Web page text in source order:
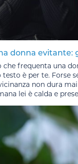
donna evitante:
che frequenta una
testo è per te. Forse
non dura
lei è calda e